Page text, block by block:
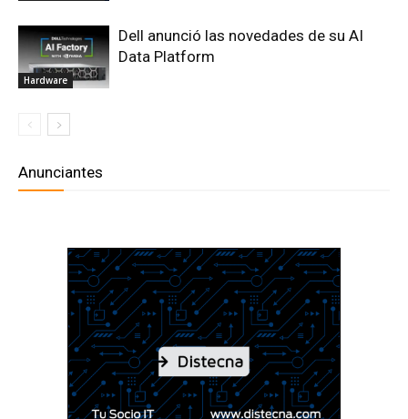
Hardware
Dell anunció las novedades de su AI
Data Platform
Anunciantes